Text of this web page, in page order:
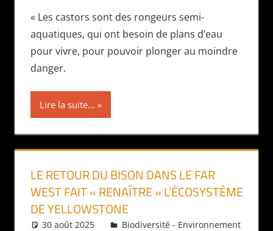
« Les castors sont des rongeurs semi-
aquatiques, qui ont besoin de plans d’eau
pour vivre, pour pouvoir plonger au moindre
danger.
Lire la suite...
LE RETOUR DU BISON DANS LE FAR
WEST FAIT « RENAÎTRE » L’ÉCOSYSTÈME
DE YELLOWSTONE
30 août 2025 Daniel
Biodiversité - Environnement